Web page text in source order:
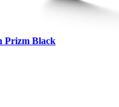
Prizm Black